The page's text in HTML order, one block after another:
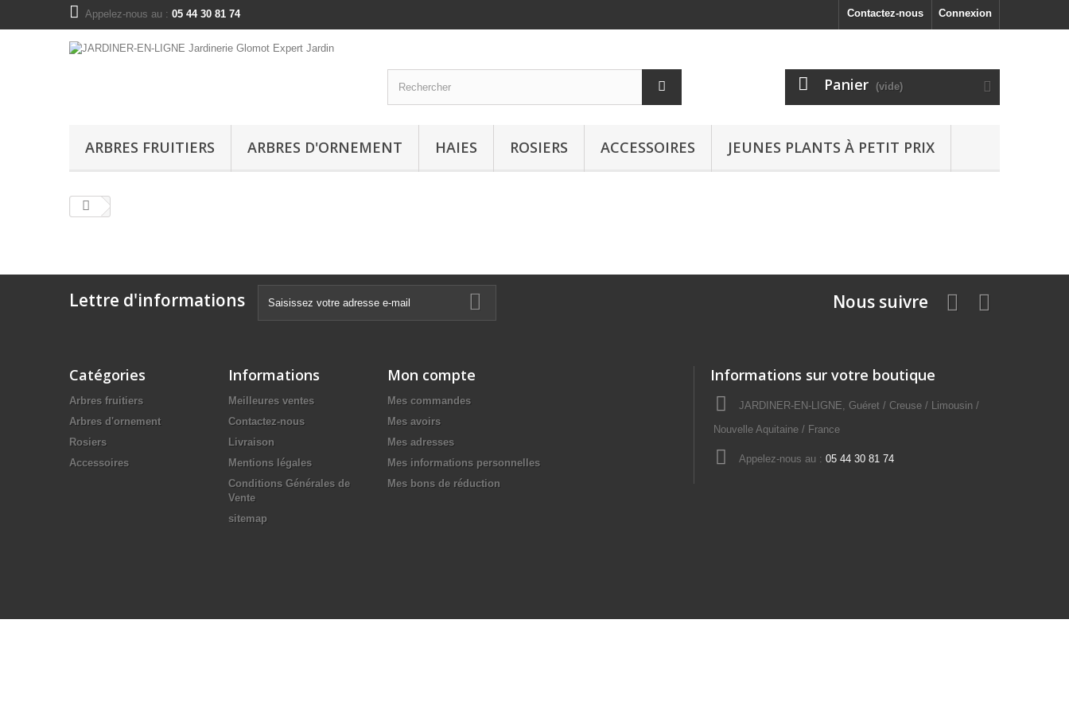
Connexion
Contactez-nous
Appelez-nous au : 05 44 30 81 74
Panier (vide)
ARBRES FRUITIERS ARBRES D'ORNEMENT HAIES ROSIERS ACCESSOIRES JEUNES PLANTS À PETIT PRIX
Lettre d'informations Nous suivre
Catégories
Arbres fruitiers
Arbres d'ornement
Rosiers
Accessoires
Informations
Meilleures ventes
Contactez-nous
Livraison
Mentions légales
Conditions Générales de
Vente
sitemap
Mon compte
Mes commandes
Mes avoirs
Mes adresses
Mes informations personnelles
Mes bons de réduction
Informations sur votre boutique
JARDINER-EN-LIGNE, Guéret / Creuse / Limousin /
Nouvelle Aquitaine / France
Appelez-nous au : 05 44 30 81 74